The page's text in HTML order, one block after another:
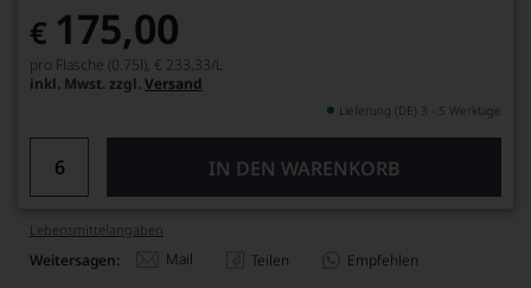
€ 175,00
pro Flasche (0.75l), € 233,33/L
inkl. Mwst. zzgl. Versand
Lieferung (DE) 3 - 5 Werktage
IN DEN WARENKORB
Lebensmittel­angaben
Weitersagen: Mail Teilen Empfehlen